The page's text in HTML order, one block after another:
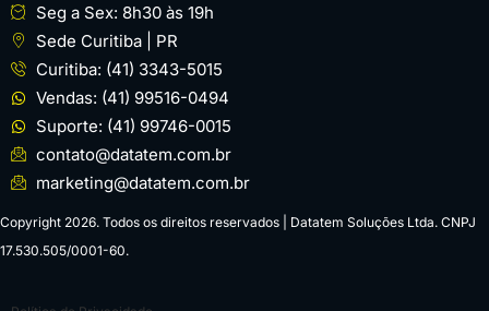
Seg a Sex: 8h30 às 19h
Sede Curitiba | PR
Curitiba: (41) 3343-5015
Vendas: (41) 99516-0494
Suporte: (41) 99746-0015
contato@datatem.com.br
marketing@datatem.com.br
Copyright 2026. Todos os direitos reservados | Datatem Soluções Ltda. CNPJ
17.530.505/0001-60.